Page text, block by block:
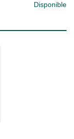
Disponible